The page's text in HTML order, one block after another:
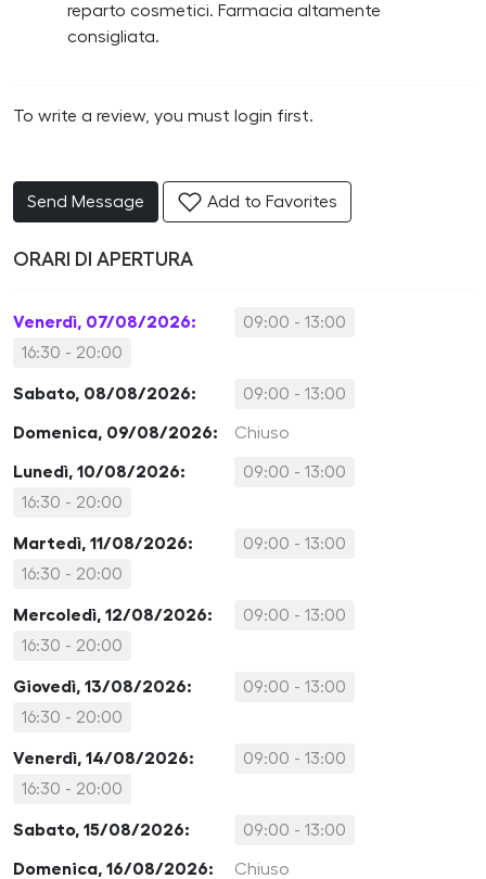
reparto cosmetici. Farmacia altamente
consigliata.
To write a review, you must login first.
Send Message Add to Favorites
ORARI DI APERTURA
Venerdì, 07/08/2026:
09:00 - 13:00
16:30 - 20:00
Sabato, 08/08/2026: 09:00 - 13:00
Domenica, 09/08/2026: Chiuso
Lunedì, 10/08/2026:
09:00 - 13:00
16:30 - 20:00
Martedì, 11/08/2026:
09:00 - 13:00
16:30 - 20:00
Mercoledì, 12/08/2026:
09:00 - 13:00
16:30 - 20:00
Giovedì, 13/08/2026:
09:00 - 13:00
16:30 - 20:00
Venerdì, 14/08/2026:
09:00 - 13:00
16:30 - 20:00
Sabato, 15/08/2026: 09:00 - 13:00
Domenica, 16/08/2026: Chiuso